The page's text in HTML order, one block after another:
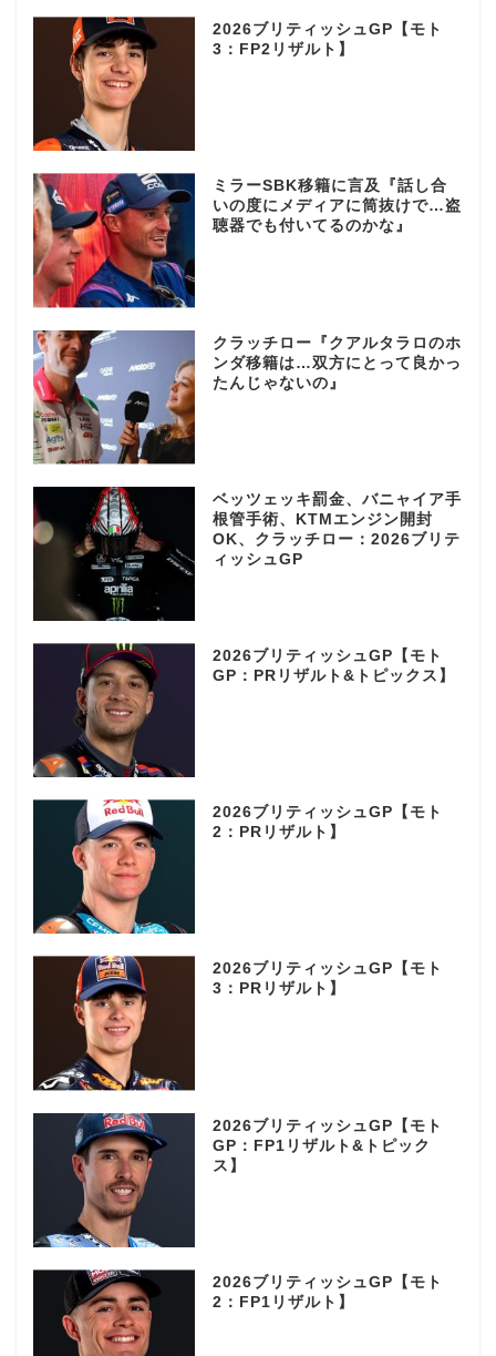
2026ブリティッシュGP【モト
3：FP2リザルト】
ミラーSBK移籍に言及『話し合
いの度にメディアに筒抜けで…盗
聴器でも付いてるのかな』
クラッチロー『クアルタラロのホ
ンダ移籍は…双方にとって良かっ
たんじゃないの』
ベッツェッキ罰金、バニャイア手
根管手術、KTMエンジン開封
OK、クラッチロー：2026ブリテ
ィッシュGP
2026ブリティッシュGP【モト
GP：PRリザルト&トピックス】
2026ブリティッシュGP【モト
2：PRリザルト】
2026ブリティッシュGP【モト
3：PRリザルト】
2026ブリティッシュGP【モト
GP：FP1リザルト&トピック
ス】
2026ブリティッシュGP【モト
2：FP1リザルト】